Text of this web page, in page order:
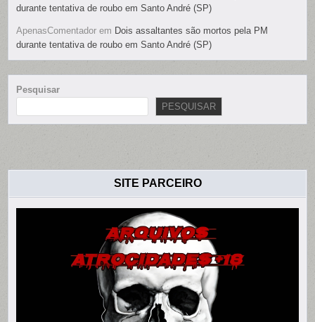
durante tentativa de roubo em Santo André (SP)
ApenasComentador em Dois assaltantes são mortos pela PM
durante tentativa de roubo em Santo André (SP)
Pesquisar
PESQUISAR
SITE PARCEIRO